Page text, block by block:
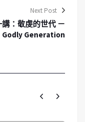
Next Post
講：敬虔的世代 －
Godly Generation